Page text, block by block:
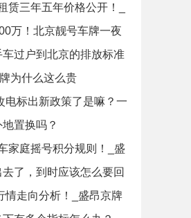
赁三年五年价格公开！_
万！北京靓号车牌一夜
牌
过户到北京的排放标准
为什么这么贵
电标出新政策了是嘛？一
置换吗？
家庭摇号积分规则！_盛
了，到时应该怎么要回
情走向分析！_盛昂京牌